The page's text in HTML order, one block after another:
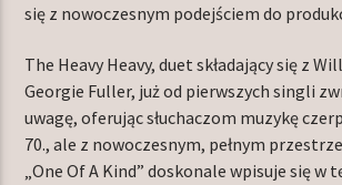
Radio Orbit
się z nowoczesnym podejściem do
The Heavy Heavy, duet składający się z
Georgie Fuller, już od pierwszych singli
uwagę, oferując słuchaczom muzykę
70., ale z nowoczesnym, pełnym
„One Of A Kind” doskonale wpisuje się w